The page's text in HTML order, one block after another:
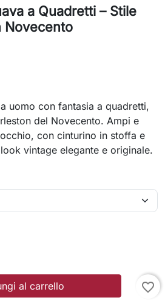
a Quadretti – Stile
Novecento
uomo con fantasia a quadretti,
del Novecento. Ampi e
con cinturino in stoffa e
vintage elegante e originale.
al carrello favorite_border